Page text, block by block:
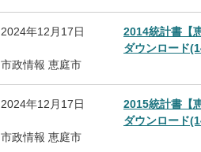
2024年12月17日
2014統計書【
ダウンロード
市政情報 恵庭市
2024年12月17日
2015統計書【
ダウンロード
市政情報 恵庭市